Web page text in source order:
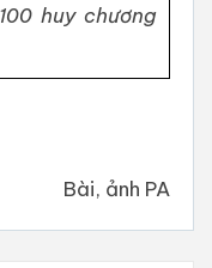
huy chương
Bài, ảnh PA